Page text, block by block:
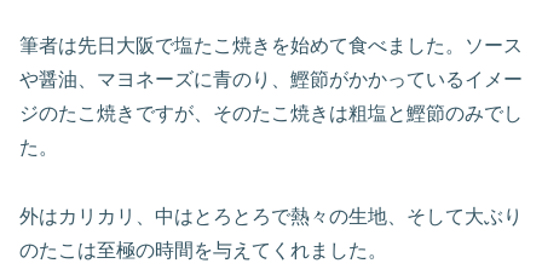
筆者は先日大阪で塩たこ焼きを始めて食べました。ソース
や醤油、マヨネーズに青のり、鰹節がかかっているイメー
ジのたこ焼きですが、そのたこ焼きは粗塩と鰹節のみでし
た。
外はカリカリ、中はとろとろで熱々の生地、そして大ぶり
のたこは至極の時間を与えてくれました。